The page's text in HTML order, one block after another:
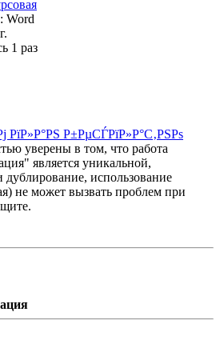
Word
1 раз
уверены в том, что работа
является уникальной,
использование
не может вызвать проблем при